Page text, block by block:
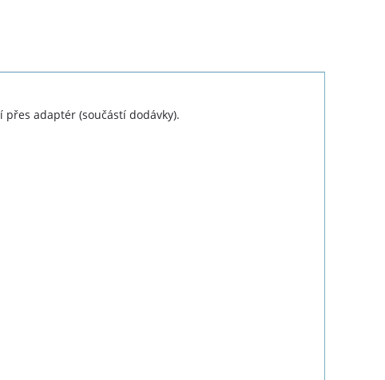
adaptér (součástí dodávky).